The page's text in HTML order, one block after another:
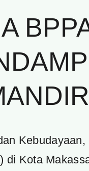
Kebudayaan,
di Kota